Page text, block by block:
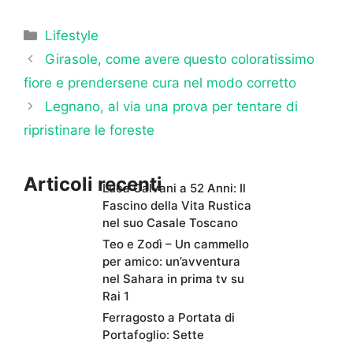
Categorie
Lifestyle
Girasole, come avere questo coloratissimo
fiore e prendersene cura nel modo corretto
Legnano, al via una prova per tentare di
ripristinare le foreste
Articoli recentiLuca Calvani a 52 Anni: Il
Fascino della Vita Rustica
nel suo Casale Toscano
Teo e Zodì – Un cammello
per amico: un’avventura
nel Sahara in prima tv su
Rai 1
Ferragosto a Portata di
Portafoglio: Sette